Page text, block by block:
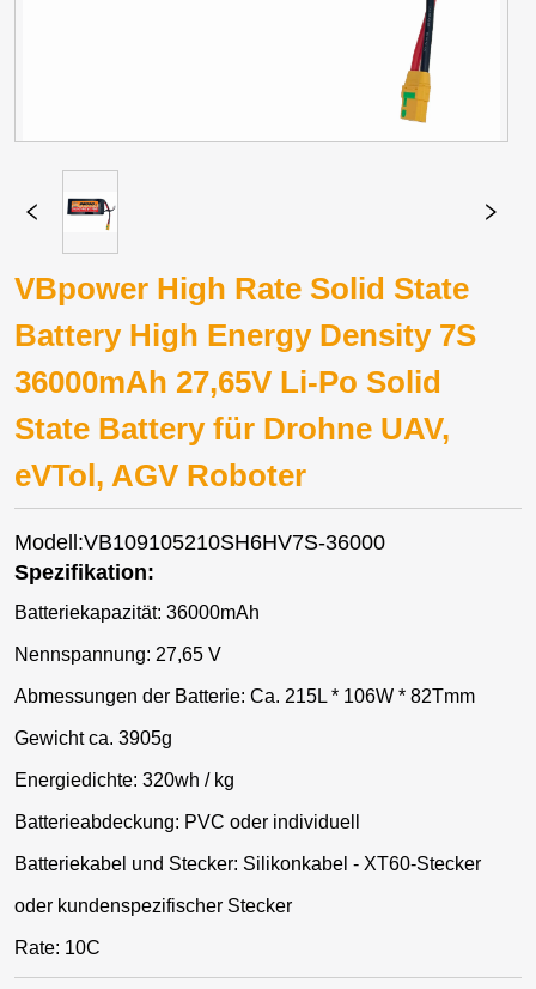
VBpower High Rate Solid State
Battery High Energy Density 7S
36000mAh 27,65V Li-Po Solid
State Battery für Drohne UAV,
eVTol, AGV Roboter
Modell:VB109105210SH6HV7S-36000
Spezifikation:
Batteriekapazität: 36000mAh
Nennspannung: 27,65 V
Abmessungen der Batterie: Ca. 215L * 106W * 82Tmm
Gewicht ca. 3905g
Energiedichte: 320wh / kg
Batterieabdeckung: PVC oder individuell
Batteriekabel und Stecker: Silikonkabel - XT60-Stecker
oder kundenspezifischer Stecker
Rate: 10C